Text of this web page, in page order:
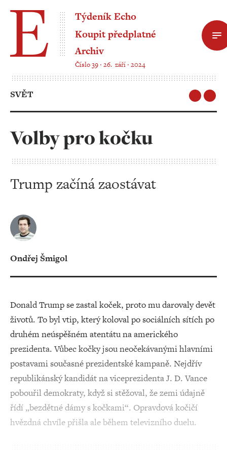
Týdeník Echo
Koupit předplatné
Archiv
Číslo 39 ‧ 26. září ‧ 2024
SVĚT
Volby pro kočku
Trump začíná zaostávat
Ondřej Šmigol
Donald Trump se zastal koček, proto mu darovaly devět
životů. To byl vtip, který koloval po sociálních sítích po
druhém neúspěšném atentátu na amerického
prezidenta. Vůbec kočky jsou neočekávanými hlavními
postavami současné prezidentské kampaně. Nejdřív
republikánský kandidát na viceprezidenta J. D. Vance
pobouřil demokraty, když si stěžoval, že zemi údajně
řídí „bezdětné dámy s kočkami“. Opravdová kočičí
hvězdná chvíle přišla ale během televizního duelu.